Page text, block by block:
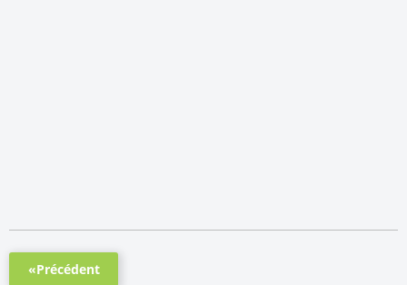
«Précédent